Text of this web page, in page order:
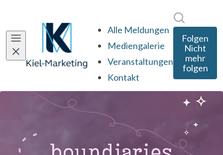
Alle Meldungen
Mediengalerie
Veranstaltungen
Kontakt
Folgen
Nicht
mehr
folgen